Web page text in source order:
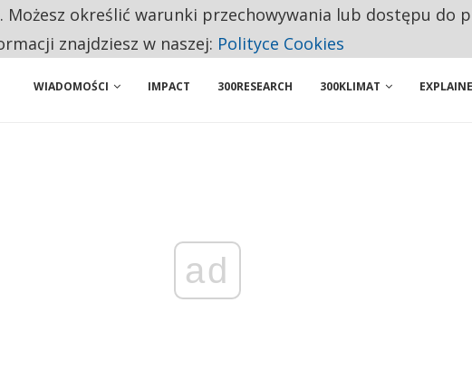
PRZEMYSŁ. NA LIŚCIE SĄ DWA PODMIOTY Z POLSKI
WIADOMOŚCI IMPACT 300RESEARCH 300KLIMAT
ad
Możesz określić warunki przechowywania lub dostępu do
znajdziesz w naszej: Polityce Cookies